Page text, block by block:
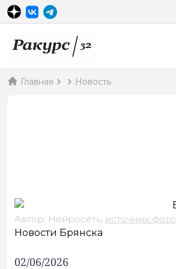
Главная Новость
Автор: Нейросеть, источник фото
Новости Брянска
02/06/2026